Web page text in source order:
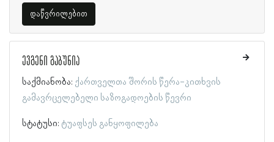
დაწვრილებით
ევგენი გაბუნია
საქმიანობა: ქართველთა შორის წერა-კითხვის
გამავრცელებელი საზოგადოების წევრი
სტატუსი: ტუაფსეს განყოფილება